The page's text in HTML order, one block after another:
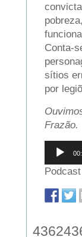
Conta-
sítios
por
Frazão.
áudio